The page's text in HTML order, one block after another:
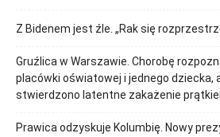
Z Bidenem jest źle. „Rak się
Gruźlica w Warszawie. Chorobę
placówki oświatowej i jednego dziecka,
stwierdzono latentne zakażenie
Prawica odzyskuje Kolumbię. Nowy